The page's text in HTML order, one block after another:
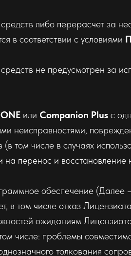
либо перерасчет за
в соответствии с условиями
не предусмотрен за
ONE или Companion Plus с
неисправностями,
(в том числе в случаях
на перенос и
обеспечение (Далее
в том числе отказ
ожиданиям
числе: проблемы
толкования